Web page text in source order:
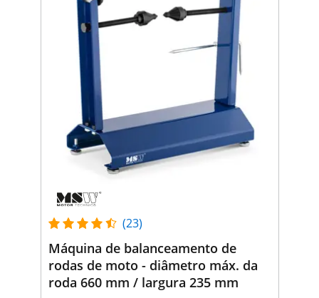
(23)
Máquina de balanceamento de
rodas de moto - diâmetro máx. da
roda 660 mm / largura 235 mm